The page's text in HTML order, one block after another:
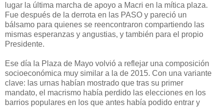
lugar la última marcha de apoyo a Macri en la mítica plaza.
Fue después de la derrota en las PASO y pareció un
bálsamo para quienes se reencontraron compartiendo las
mismas esperanzas y angustias, y también para el propio
Presidente.
Ese día la Plaza de Mayo volvió a reflejar una composición
socioeconómica muy similar a la de 2015. Con una variante
clave: las urnas habían mostrado que tras su primer
mandato, el macrismo había perdido las elecciones en los
barrios populares en los que antes había podido entrar y